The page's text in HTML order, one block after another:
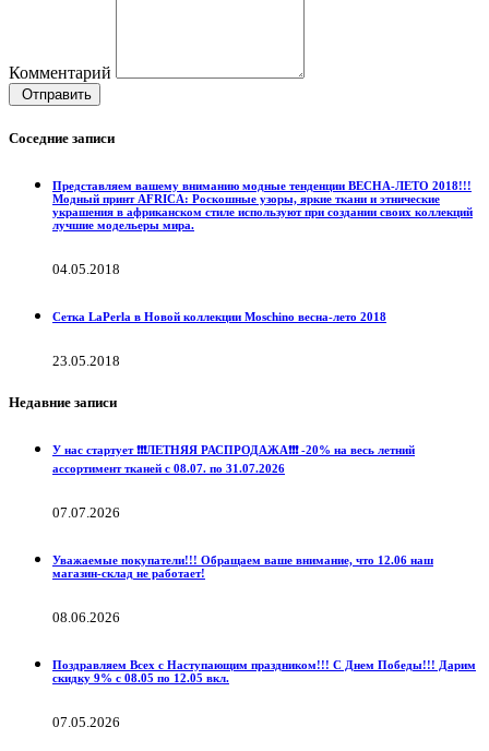
Комментарий
Отправить
Соседние записи
Представляем вашему вниманию модные тенденции ВЕСНА-ЛЕТО 2018!!!
Модный принт AFRICA: Роскошные узоры, яркие ткани и этнические
украшения в африканском стиле используют при создании своих коллекций
лучшие модельеры мира.
04.05.2018
Сетка LaPerla в Новой коллекции Moschino весна-лето 2018
23.05.2018
Недавние записи
У нас стартует ❗️❗️❗️ЛЕТНЯЯ РАСПРОДАЖА❗️❗️❗️ -20% на весь летний
ассортимент тканей с 08.07. по 31.07.2026
07.07.2026
Уважаемые покупатели!!! Обращаем ваше внимание, что 12.06 наш
магазин-склад не работает!
08.06.2026
Поздравляем Всех с Наступающим праздником!!! С Днем Победы!!! Дарим
скидку 9% с 08.05 по 12.05 вкл.
07.05.2026